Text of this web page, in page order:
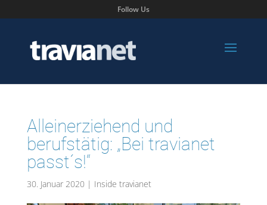
Follow Us
Alleinerziehend und
berufstätig: „Bei travianet
passt´s!“
30. Januar 2020 | Inside travianet